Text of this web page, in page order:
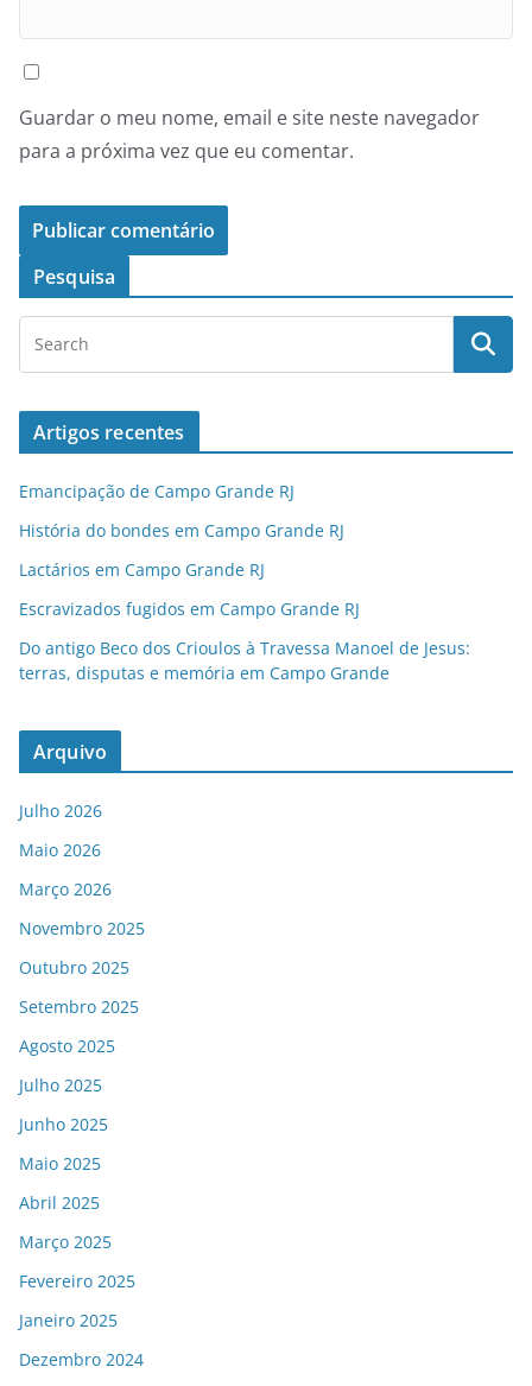
Guardar o meu nome, email e site neste navegador
para a próxima vez que eu comentar.
Pesquisa
Artigos recentes
Emancipação de Campo Grande RJ
História do bondes em Campo Grande RJ
Lactários em Campo Grande RJ
Escravizados fugidos em Campo Grande RJ
Do antigo Beco dos Crioulos à Travessa Manoel de Jesus:
terras, disputas e memória em Campo Grande
Arquivo
Julho 2026
Maio 2026
Março 2026
Novembro 2025
Outubro 2025
Setembro 2025
Agosto 2025
Julho 2025
Junho 2025
Maio 2025
Abril 2025
Março 2025
Fevereiro 2025
Janeiro 2025
Dezembro 2024